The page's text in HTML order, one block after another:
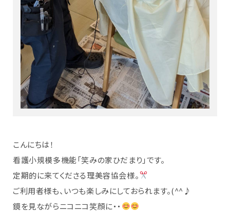
こんにちは！
看護小規模多機能「笑みの家ひだまり」です。
定期的に来てくださる理美容協会様。
ご利用者様も、いつも楽しみにしておられます。(^^♪
鏡を見ながらニコニコ笑顔に・・